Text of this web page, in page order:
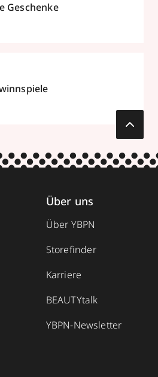
Geschenke
Über uns
Über YBPN
Storefinder
Karriere
BEAUTYtalk
YBPN-Newsletter